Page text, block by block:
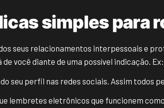
simples para
seus relacionamentos interpessoais e
você diante de uma possível indicação.
do seu perfil nas redes sociais. Assim todos
lembretes eletrônicos que funcionem